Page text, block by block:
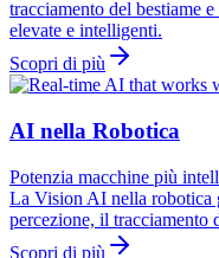
tracciamento del bestiame
elevate e intelligenti.
Scopri di più
AI nella Robotica
Potenzia macchine più
La Vision AI nella robotica
percezione, il tracciamento
Scopri di più